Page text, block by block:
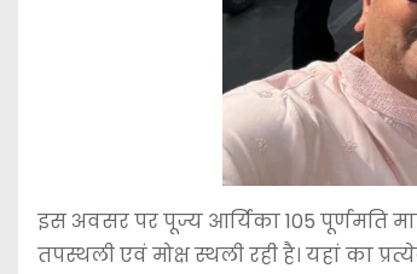
इस अवसर पर पूज्य आर्यिका 105 पूर्णमति
तपस्थली एवं मोक्ष स्थली रही है। यहां का